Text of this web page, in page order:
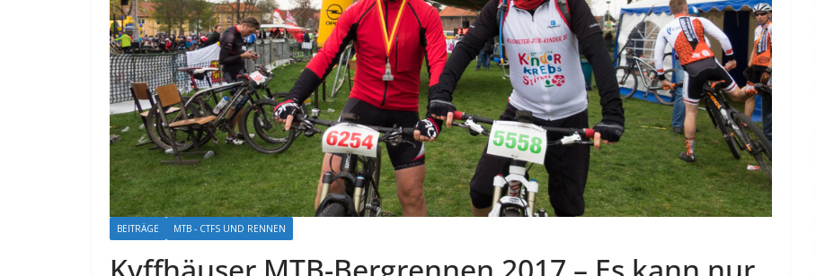
BEITRÄGE MTB - CTFS UND RENNEN